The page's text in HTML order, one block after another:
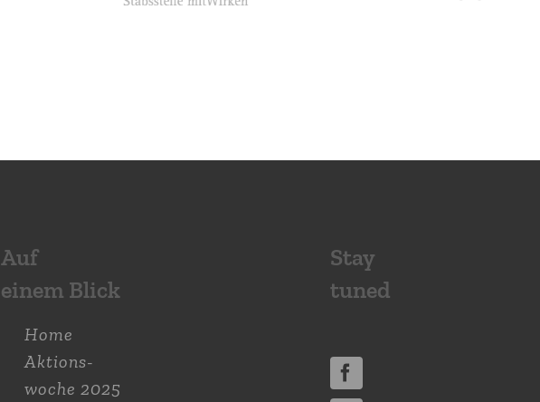
Auf
einem Blick
Home
Aktions­
woche 2025
Stay
tuned